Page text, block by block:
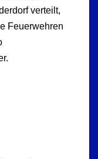
verteilt,
Feuerwehren